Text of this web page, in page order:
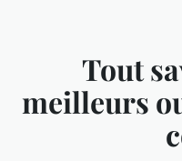
Tout
meilleurs